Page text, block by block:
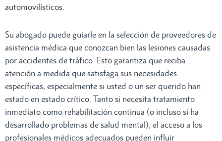
automovilísticos.
Su abogado puede guiarle en la selección de proveedores de
asistencia médica que conozcan bien las lesiones causadas
por accidentes de tráfico. Esto garantiza que reciba
atención a medida que satisfaga sus necesidades
específicas, especialmente si usted o un ser querido han
estado en estado crítico. Tanto si necesita tratamiento
inmediato como rehabilitación continua (o incluso si ha
desarrollado problemas de salud mental), el acceso a los
profesionales médicos adecuados pueden influir